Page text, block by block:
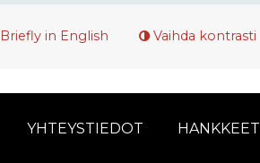
Briefly in English Vaihda kontrasti
YHTEYSTIEDOT HANKKEET